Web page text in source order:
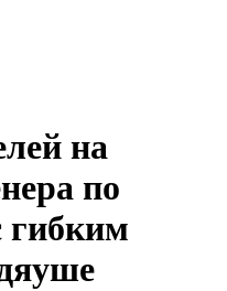
на
по
гибким